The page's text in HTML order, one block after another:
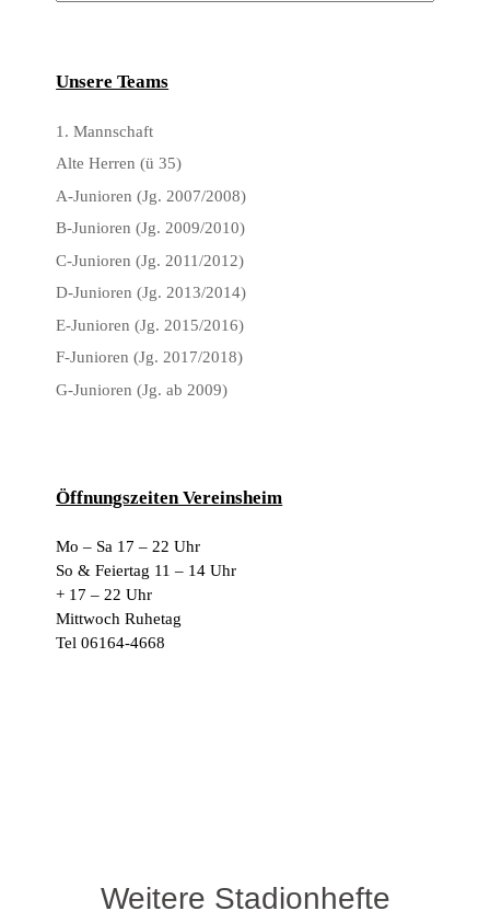
Unsere Teams
1. Mannschaft
Alte Herren (ü 35)
A-Junioren (Jg. 2007/2008)
B-Junioren (Jg. 2009/2010)
C-Junioren (Jg. 2011/2012)
D-Junioren (Jg. 2013/2014)
E-Junioren (Jg. 2015/2016)
F-Junioren (Jg. 2017/2018)
G-Junioren (Jg. ab 2009)
Öffnungszeiten Vereinsheim
Mo – Sa 17 – 22 Uhr
So & Feiertag 11 – 14 Uhr
+ 17 – 22 Uhr
Mittwoch Ruhetag
Tel 06164-4668
Weitere Stadionhefte